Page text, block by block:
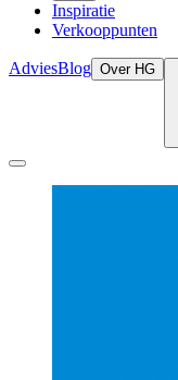
Inspiratie
Verkooppunten
AdviesBlog Over HG